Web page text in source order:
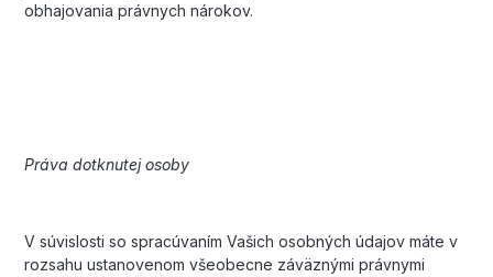
obhajovania právnych nárokov.
Práva dotknutej osoby
V súvislosti so spracúvaním Vašich osobných údajov máte v
rozsahu ustanovenom všeobecne záväznými právnymi